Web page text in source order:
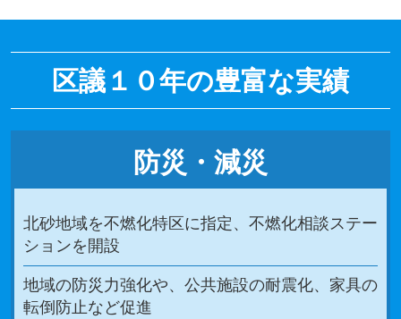
区議１０年の豊富な実績
防災・減災
北砂地域を不燃化特区に指定、不燃化相談ステー
ションを開設
地域の防災力強化や、公共施設の耐震化、家具の
転倒防止など促進